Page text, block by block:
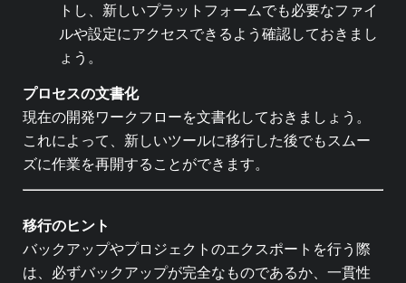
トし、新しいプラットフォームでも必要なファイ
ルや設定にアクセスできるよう確認しておきまし
ょう。
プロセスの文書化
現在の開発ワークフローを文書化しておきましょう。
これによって、新しいツールに移行した後でもスムー
ズに作業を再開することができます。
移行のヒント
バックアップやプロジェクトのエクスポートを行う際
は、必ずバックアップが完全なものであるか、一貫性